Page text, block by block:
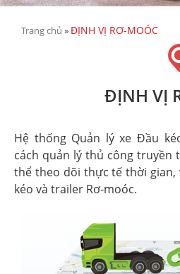
Trang chủ »ĐỊNH VỊ RƠ-MOÓC
ĐỊNH VỊ
Hệ thống Quản lý xe Đầu
cách quản lý thủ công truyền
thể theo dõi thực tế thời gian,
kéo và trailer Rơ-moóc.